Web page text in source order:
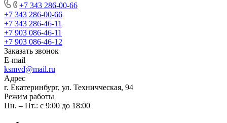
+7 343 286-00-66
+7 343 286-00-66
+7 343 286-46-11
+7 903 086-46-11
+7 903 086-46-12
Заказать звонок
E-mail
ksmvd@mail.ru
Адрес
г. Екатеринбург, ул. Техничческая, 94
Режим работы
Пн. – Пт.: с 9:00 до 18:00